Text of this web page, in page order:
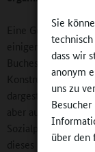
Sie
dass wir
anonym
uns zu
über den
Eine
einiger vorsichtiger
Buches (5). Dabei
Konstrukte des 2.
dargestellten
aber auch die
Sozialpädagogik
dieses letzten